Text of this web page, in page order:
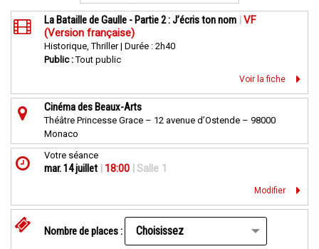
La Bataille de Gaulle - Partie 2 : J’écris ton nom VF
(Version française)
Historique, Thriller | Durée : 2h40
Public :Tout public
Voir la fiche
Cinéma des Beaux-Arts
Théâtre Princesse Grace – 12 avenue d’Ostende – 98000
Monaco
Votre séance
mar. 14 juillet 18:00 Salle 1
Modifier
Nombre de places :